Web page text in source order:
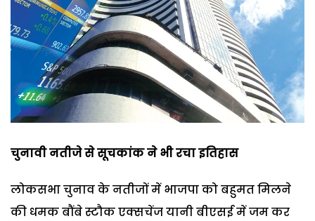
चुनावीनतीजेसेसूचकांकने भीरचाइतिहास
लोकसभा चुनाव के नतीजों में भाजपा को बहुमत मिलने
की धमक बौंबे स्टौक एक्सचेंज यानी बीएसई में जम कर